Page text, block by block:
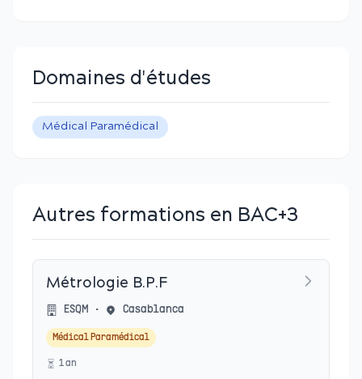
Domaines d'études
Médical Paramédical
Autres formations en BAC+3
Métrologie B.P.F
ESQM • Casablanca
Médical Paramédical
1an